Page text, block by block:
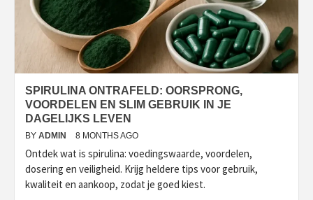
SPIRULINA ONTRAFELD: OORSPRONG,
VOORDELEN EN SLIM GEBRUIK IN JE
DAGELIJKS LEVEN
BY ADMIN 8 MONTHS AGO
Ontdek wat is spirulina: voedingswaarde, voordelen,
dosering en veiligheid. Krijg heldere tips voor gebruik,
kwaliteit en aankoop, zodat je goed kiest.